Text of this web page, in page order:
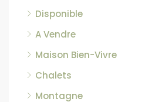
Disponible
A Vendre
Maison Bien-Vivre
Chalets
Montagne